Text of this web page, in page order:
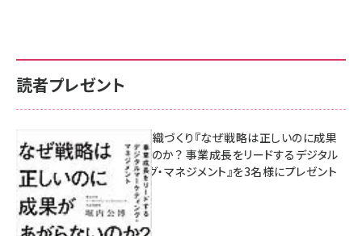
読者プレゼント
成果を生む組織づくり『なぜ戦略は正しいのに成果
があがらないのか？ 事業成長をリードするデジタル
マーケティング・マネジメント』を3名様にプレゼント
8月7日 10:00